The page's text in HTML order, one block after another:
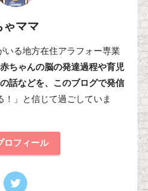
ゃママ
いる地方在住アラフォー専業
赤ちゃんの脳の発達過程や育児
話などを、このブログで発信
！」と信じて過ごしていま
ロフィール